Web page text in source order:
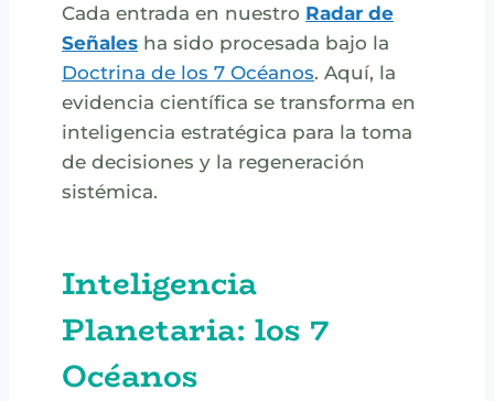
Cada entrada en nuestro Radar de
Señales ha sido procesada bajo la
Doctrina de los 7 Océanos. Aquí, la
evidencia científica se transforma en
inteligencia estratégica para la toma
de decisiones y la regeneración
sistémica.
Inteligencia
Planetaria: los 7
Océanos